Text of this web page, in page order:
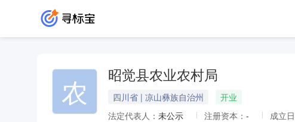
农 昭觉县农业农村局
四川省 | 凉山彝族自治州
开业
法定代表人： 未公示 注册资本： - 成立